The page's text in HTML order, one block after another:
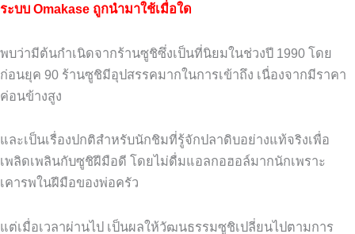
ระบบ Omakase ถูกนำมาใช้เมื่อใด
พบว่ามีต้นกำเนิดจากร้านซูชิซึ่งเป็นที่นิยมในช่วงปี 1990 โดย
ก่อนยุค 90 ร้านซูชิมีอุปสรรคมากในการเข้าถึง เนื่องจากมีราคา
ค่อนข้างสูง
และเป็นเรื่องปกติสำหรับนักชิมที่รู้จักปลาดิบอย่างแท้จริงเพื่อ
เพลิดเพลินกับซูชิฝีมือดี โดยไม่ดื่มแอลกอฮอล์มากนักเพราะ
เคารพในฝีมือของพ่อครัว
แต่เมื่อเวลาผ่านไป เป็นผลให้วัฒนธรรมซูชิเปลี่ยนไปตามการ